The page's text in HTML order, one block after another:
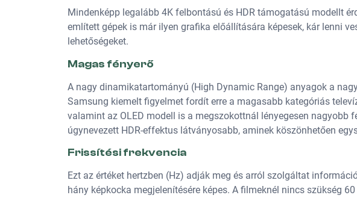
Mindenképp legalább 4K felbontású és HDR támogatású modellt
említett gépek is már ilyen grafika előállítására képesek, kár lenni
lehetőségeket.
Magas fényerő
A nagy dinamikatartományú (High Dynamic Range) anyagok a
Samsung kiemelt figyelmet fordít erre a magasabb kategóriás
valamint az OLED modell is a megszokottnál lényegesen nagyobb
úgynevezett HDR-effektus látványosabb, aminek köszönhetően
Frissítési frekvencia
Ezt az értéket hertzben (Hz) adják meg és arról szolgáltat
hány képkocka megjelenítésére képes. A filmeknél nincs szükség